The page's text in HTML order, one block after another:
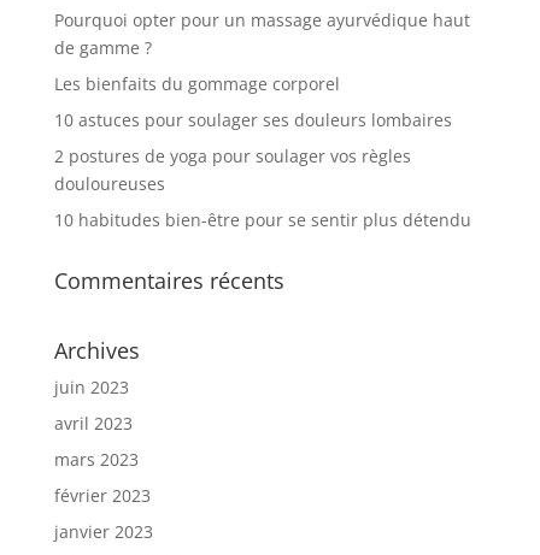
Pourquoi opter pour un massage ayurvédique haut
de gamme ?
Les bienfaits du gommage corporel
10 astuces pour soulager ses douleurs lombaires
2 postures de yoga pour soulager vos règles
douloureuses
10 habitudes bien-être pour se sentir plus détendu
Commentaires récents
Archives
juin 2023
avril 2023
mars 2023
février 2023
janvier 2023